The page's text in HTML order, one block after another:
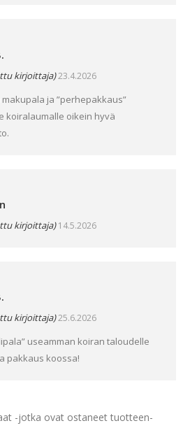
kirjoittaja)23.4.2026
ja ”perhepakkaus”
koiralaumalle oikein hyvä
kirjoittaja) 14.5.2026
kirjoittaja)25.6.2026
useamman koiran taloudelle
pakkaus koossa!
-jotka ovat ostaneet tuotteen-